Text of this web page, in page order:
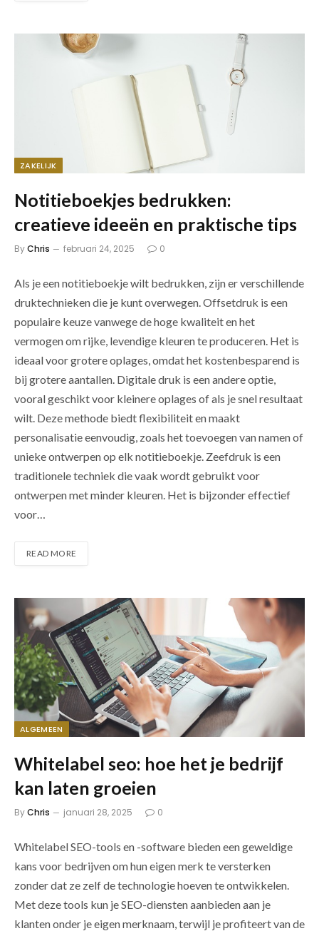
ZAKELIJK
Notitieboekjes bedrukken:
creatieve ideeën en praktische tips
ByChris februari 24, 2025 0
Als je een notitieboekje wilt bedrukken, zijn er verschillende
druktechnieken die je kunt overwegen. Offsetdruk is een
populaire keuze vanwege de hoge kwaliteit en het
vermogen om rijke, levendige kleuren te produceren. Het is
ideaal voor grotere oplages, omdat het kostenbesparend is
bij grotere aantallen. Digitale druk is een andere optie,
vooral geschikt voor kleinere oplages of als je snel resultaat
wilt. Deze methode biedt flexibiliteit en maakt
personalisatie eenvoudig, zoals het toevoegen van namen of
unieke ontwerpen op elk notitieboekje. Zeefdruk is een
traditionele techniek die vaak wordt gebruikt voor
ontwerpen met minder kleuren. Het is bijzonder effectief
voor…
READ MORE
ALGEMEEN
Whitelabel seo: hoe het je bedrijf
kan laten groeien
ByChris januari 28, 2025 0
Whitelabel SEO-tools en -software bieden een geweldige
kans voor bedrijven om hun eigen merk te versterken
zonder dat ze zelf de technologie hoeven te ontwikkelen.
Met deze tools kun je SEO-diensten aanbieden aan je
klanten onder je eigen merknaam, terwijl je profiteert van de